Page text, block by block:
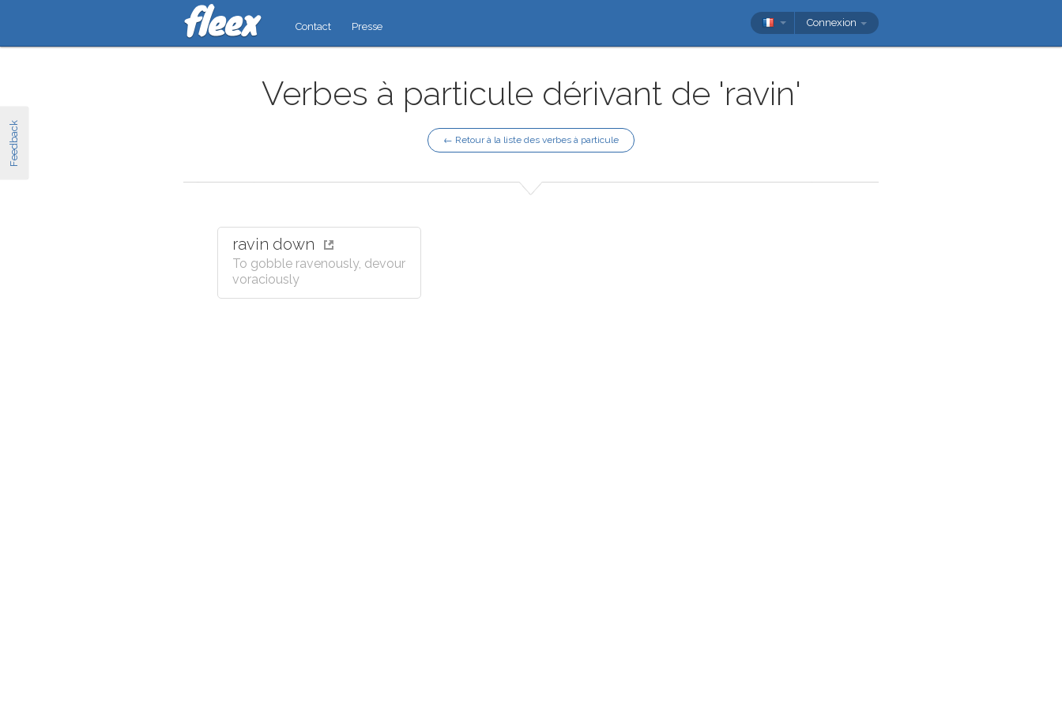
Feedback
Contact Presse Connexion
Verbes à particule dérivant de 'ravin'
← Retour à la liste des verbes à particule
ravin down
To gobble ravenously, devour
voraciously